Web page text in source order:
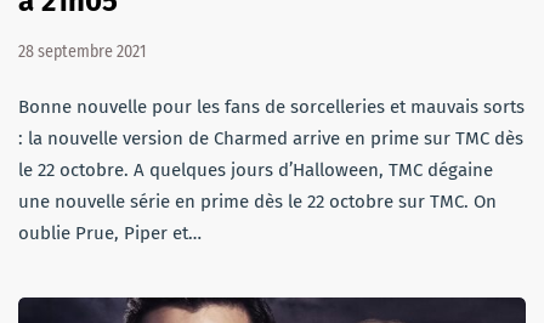
28 septembre 2021
Bonne nouvelle pour les fans de sorcelleries et mauvais sorts
: la nouvelle version de Charmed arrive en prime sur TMC dès
le 22 octobre. A quelques jours d’Halloween, TMC dégaine
une nouvelle série en prime dès le 22 octobre sur TMC. On
oublie Prue, Piper et…